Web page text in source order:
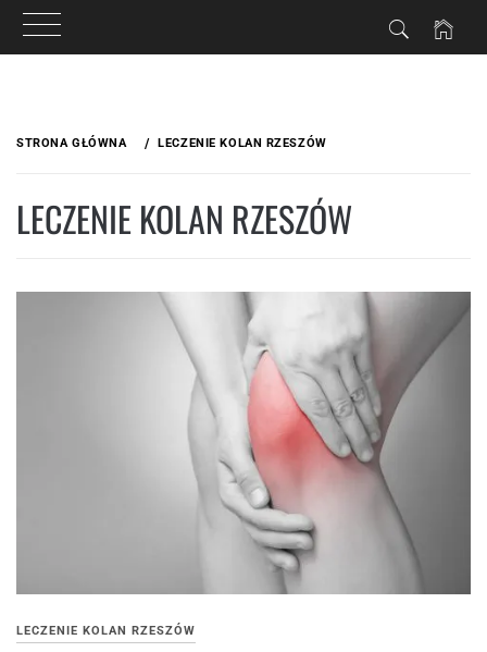
STRONA GŁÓWNA LECZENIE KOLAN RZESZÓW
LECZENIE KOLAN RZESZÓW
LECZENIE KOLAN RZESZÓW